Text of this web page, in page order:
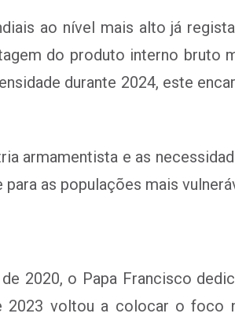
ao nível mais alto já
do produto interno bruto
durante 2024, este
armamentista e as
as populações mais
2020, o Papa Francisco
2023 voltou a colocar o foco